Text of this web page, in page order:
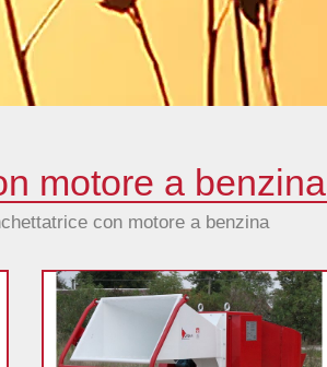
motore a benzina
con motore a benzina